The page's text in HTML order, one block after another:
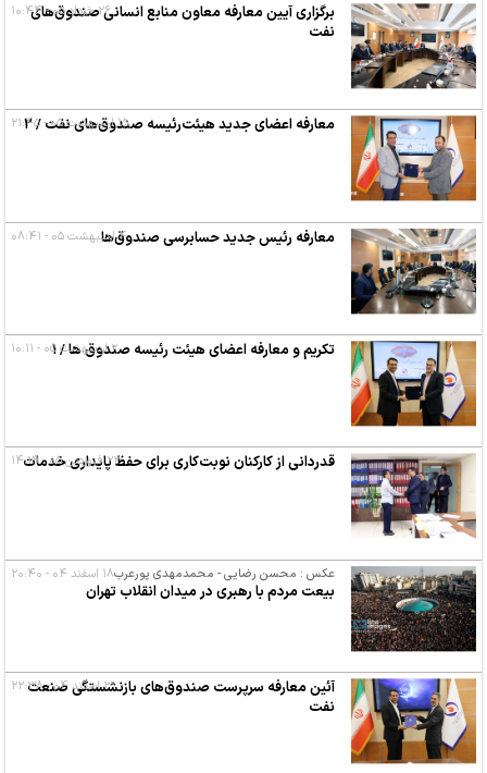
برگزاری آیین معارفه معاون منابع انسانی صندوق‌های
نفت
۲۶ خرداد ۰۵ - ۱۰:۴۴
معارفه اعضای جدید هیئت‌رئیسه صندوق‌های نفت / ۲
۱۵ اردیبهشت ۰۵ - ۲۱:۴۵
معارفه رئیس جدید حسابرسی صندوق‌ها
۴ اردیبهشت ۰۵ - ۰۸:۴۱
تکریم و معارفه اعضای هیئت رئیسه صندوق ها / ۱
۲ اردیبهشت ۰۵ - ۱۰:۱۱
قدردانی از کارکنان نوبت‌کاری برای حفظ پایداری خدمات
۲۳ فروردین ۰۵ - ۱۴:۲۹
عکس : محسن رضایی - محمدمهدی پورعرب
بیعت مردم با رهبری در میدان انقلاب تهران
۱۸ اسفند ۰۴ - ۲۰:۴۰
آئین معارفه سرپرست صندوق‌های بازنشستگی صنعت
نفت
۳ اسفند ۰۴ - ۲۲:۳۸